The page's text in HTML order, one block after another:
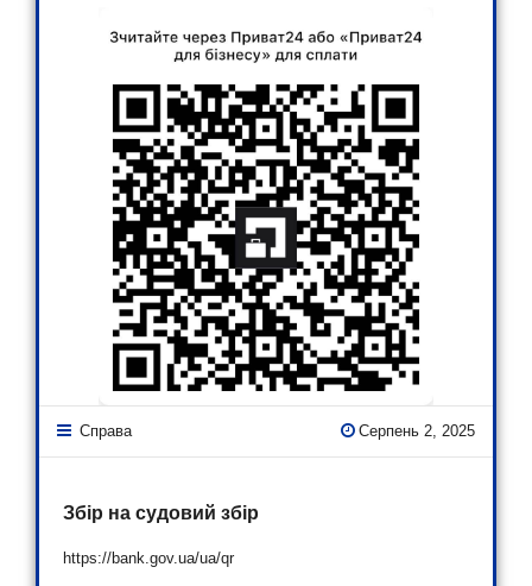
Справа Серпень 2, 2025
Збір на судовий збір
https://bank.gov.ua/ua/qr